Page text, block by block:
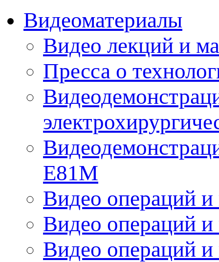
Видеоматериалы
Видео лекций и
Пресса о
Е81М
Видео операций
Видео операций и
Видео операций и